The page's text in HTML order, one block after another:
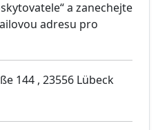
a zanechejte
adresu pro
144 , 23556 Lübeck